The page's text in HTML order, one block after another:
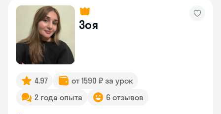
Зоя
4.97
от 1590 ₽ за урок
2 года опыта
6 отзывов